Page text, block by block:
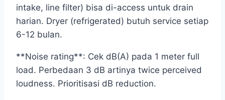
intake, line filter) bisa di-access untuk drain
harian. Dryer (refrigerated) butuh service setiap
6-12 bulan.
**Noise rating**: Cek dB(A) pada 1 meter full
load. Perbedaan 3 dB artinya twice perceived
loudness. Prioritisasi dB reduction.